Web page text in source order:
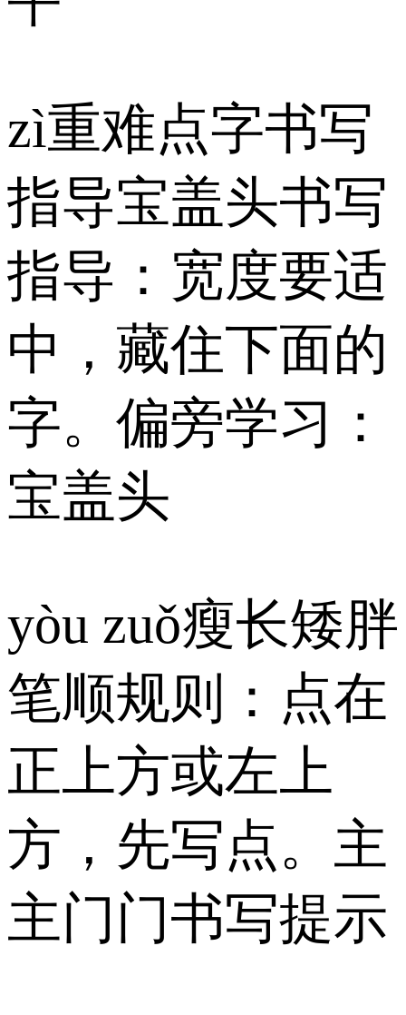
zì重难点字书写
指导宝盖头书写
指导：宽度要适
中，藏住下面的
字。偏旁学习：
宝盖头
yòu zuǒ瘦长矮胖
笔顺规则：点在
正上方或左上
方，先写点。主
主门门书写提示